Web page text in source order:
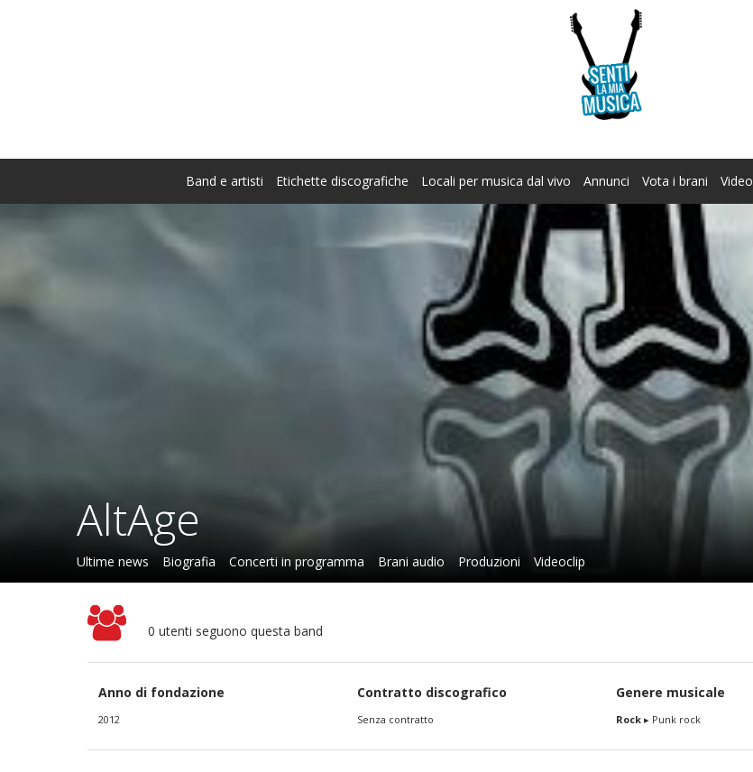
Band e artisti Etichette discografiche Locali per musica dal vivo Annunci Vota i brani Video
AltAge
Ultime news Biografia Concerti in programma Brani audio Produzioni Videoclip
0 utenti seguono questa band
Anno di fondazione
2012
Contratto discografico
Senza contratto
Genere musicale
Rock ▸ Punk rock